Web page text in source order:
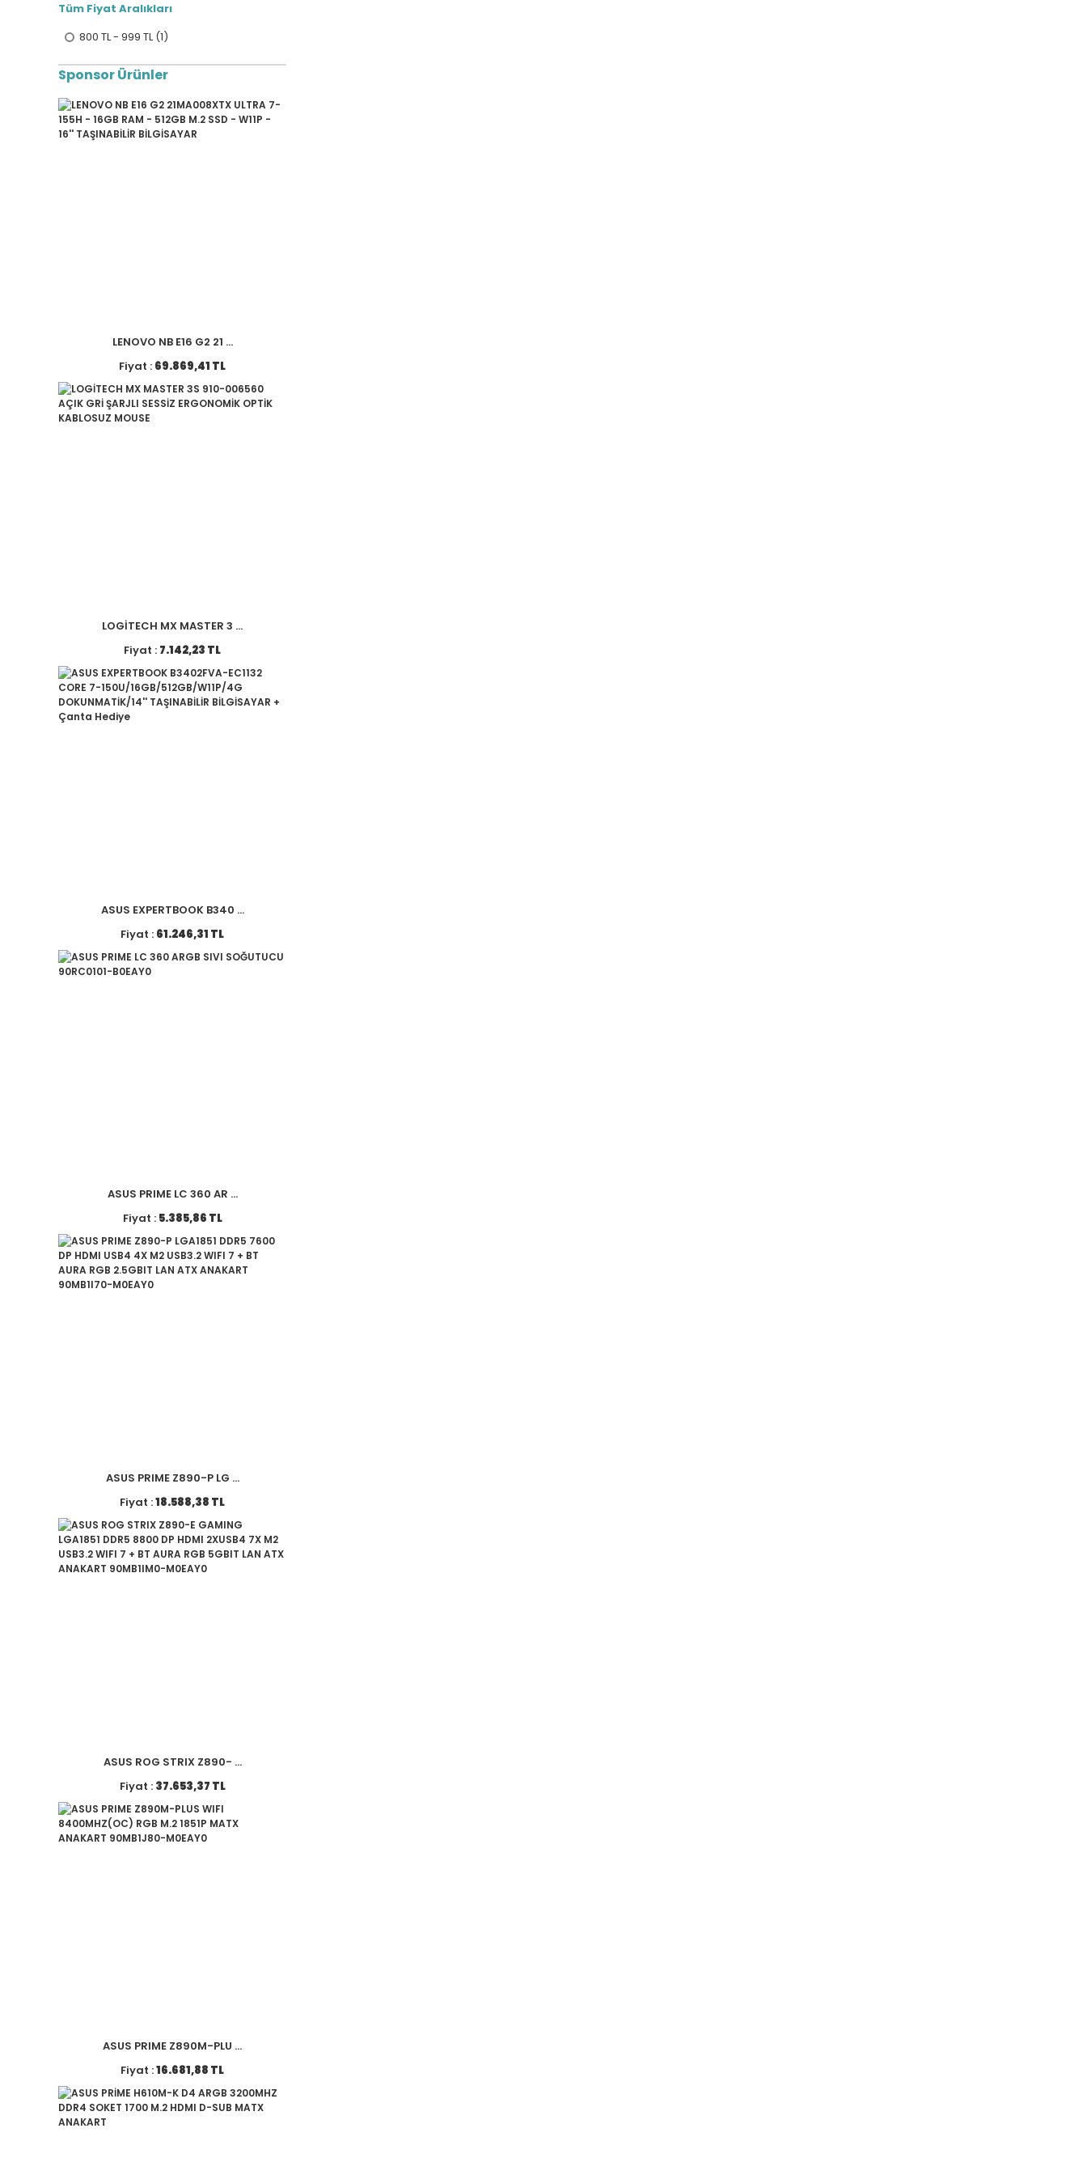
Tüm Fiyat Aralıkları
800 TL - 999 TL (1)
Sponsor Ürünler
LENOVO NB E16 G2 21 ...
Fiyat : 69.869,41 TL
LOGİTECH MX MASTER 3 ...
Fiyat : 7.142,23 TL
ASUS EXPERTBOOK B340 ...
Fiyat : 61.246,31 TL
ASUS PRIME LC 360 AR ...
Fiyat : 5.385,86 TL
ASUS PRIME Z890-P LG ...
Fiyat :18.588,38 TL
ASUS ROG STRIX Z890- ...
Fiyat : 37.653,37 TL
ASUS PRIME Z890M-PLU ...
Fiyat :16.681,88 TL